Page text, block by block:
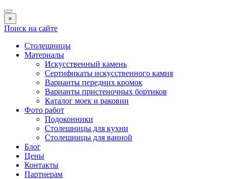
×
Поиск на сайте
Столешницы
Материалы
Искусственный камень
Сертификаты искусственного камня
Варианты передних кромок
Варианты пристеночных бортиков
Каталог моек и раковин
Фото работ
Подоконники
Столешницы для кухни
Столешницы для ванной
Блог
Цены
Контакты
Партнерам